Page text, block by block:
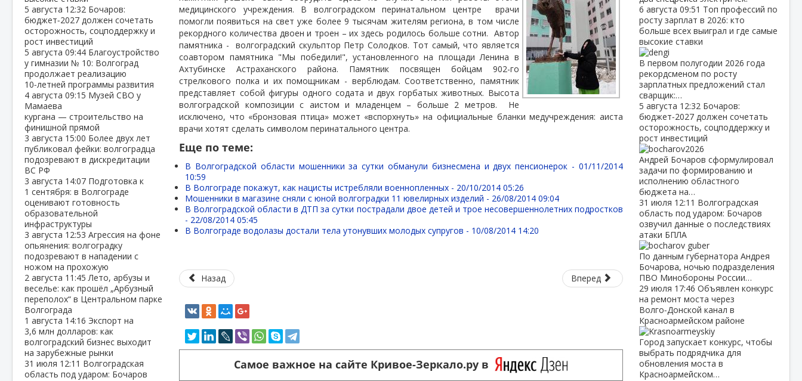
5 августа 12:32 Бочаров:
бюджет‑2027 должен сочетать
осторожность, соцподдержку и
рост инвестиций
5 августа 09:44 Благоустройство
у гимназии № 10: Волгоград
продолжает реализацию
10‑летней программы развития
4 августа 09:15 Музей СВО у
Мамаева
кургана — строительство на
финишной прямой
3 августа 15:00 Более двух лет
публиковал фейки: волгоградца
подозревают в дискредитации
ВС РФ
3 августа 14:07 Подготовка к
1 сентября: в Волгограде
оценивают готовность
образовательной
инфраструктуры
3 августа 12:53 Агрессия на фоне
опьянения: волгоградку
подозревают в нападении с
ножом на прохожую
2 августа 11:45Лето, арбузы и
веселье: как прошёл „Арбузный
переполох“ в Центральном парке
Волгограда
1 августа 14:16 Экспорт на
3,6 млн долларов: как
волгоградский бизнес выходит
на зарубежные рынки
31 июля 12:11 Волгоградская
область под ударом: Бочаров
медицинского учреждения. В волгоградском перинатальном центре
врачи
помогли появиться на свет уже более 9 тысячам жителям региона, в том числе
рекордного количества двоен и троен – их здесь родилось больше сотни. Автор
памятника -
волгоградский скульптор Петр Солодков. Тот самый, что является
соавтором памятника "Мы победили!", установленного на площади Ленина в
Ахтубинске Астраханского района. Памятник посвящен бойцам 902-го
стрелкового полка и их помощникам - верблюдам. Соответственно, памятник
представляет собой фигуры одного содата и двух горбатых животных. Высота
волгоградской композиции с аистом и младенцем – больше 2 метров.
Не
исключено, что «бронзовая птица» может «вспорхнуть» на официальные бланки медучреждения: аиста
врачи хотят сделать символом перинатального центра.
Еще по теме:
В Волгоградской области мошенники за сутки обманули бизнесмена и двух пенсионерок - 01/11/2014
10:59
В Волгограде покажут, как нацисты истребляли военнопленных - 20/10/2014 05:26
Мошенники в магазине сняли с юной волгоградки 11 ювелирных изделий - 26/08/2014 09:04
В Волгоградской области в ДТП за сутки пострадали двое детей и трое несовершеннолетних подростков
- 22/08/2014 05:45
В Волгограде водолазы достали тела утонувших молодых супругов - 10/08/2014 14:20
Назад Вперед
Самое важное на сайте Кривое-Зеркало.ру в
6 августа 09:51 Топ профессий по
росту зарплат в 2026: кто
больше всех выиграл и где самые
высокие ставки
В первом полугодии 2026 года
рекордсменом по росту
зарплатных предложений стал
сварщик:…
5 августа 12:32 Бочаров:
бюджет‑2027 должен сочетать
осторожность, соцподдержку и
рост инвестиций
Андрей Бочаров сформулировал
задачи по формированию и
исполнению областного
бюджета на…
31 июля 12:11 Волгоградская
область под ударом: Бочаров
озвучил данные о последствиях
атаки БПЛА
По данным губернатора Андрея
Бочарова, ночью подразделения
ПВО Минобороны России…
29 июля 17:46 Объявлен конкурс
на ремонт моста через
Волго‑Донской канал в
Красноармейском районе
Город запускает конкурс, чтобы
выбрать подрядчика для
обновления моста в
Красноармейском…